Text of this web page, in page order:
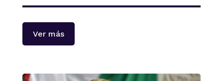
Ver más